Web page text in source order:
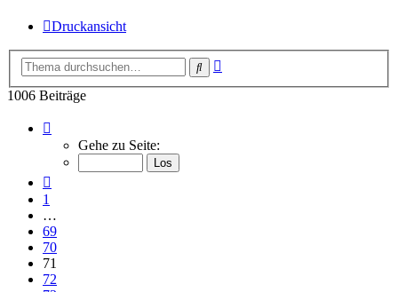
Druckansicht
Suche
1006 Beiträge
71
von
Gehe zu Seite:
1
…
69
70
71
72